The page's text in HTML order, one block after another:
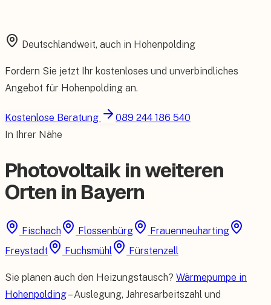
Deutschlandweit, auch in Hohenpolding
Fordern Sie jetzt Ihr kostenloses und unverbindliches
Angebot für Hohenpolding an.
Kostenlose Beratung
089 244 186 540
In Ihrer Nähe
Photovoltaik in weiteren
Orten in Bayern
Fischach Flossenbürg
Frauenneuharting
Freystadt
Fuchsmühl Fürstenzell
Sie planen auch den Heizungstausch? Wärmepumpe in
Hohenpolding– Auslegung, Jahresarbeitszahl und